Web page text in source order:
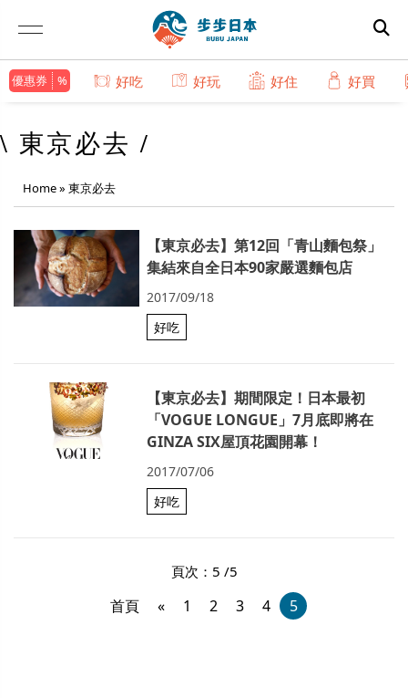
優惠券 好吃 好玩 好住 好買
\ 東京必去 /
Home» 東京必去
【東京必去】第12回「青山麵包祭」
集結來自全日本90家嚴選麵包店
2017/09/18
好吃
【東京必去】期間限定！日本最初
「VOGUE LONGUE」7月底即將在
GINZA SIX屋頂花園開幕！
2017/07/06
好吃
頁次：5 /5
首頁 « 1 2 3 4 5